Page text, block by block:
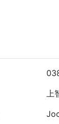
上